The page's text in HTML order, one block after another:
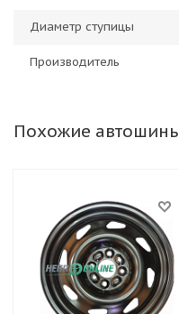
Диаметр ступицы
Производитель
Похожие